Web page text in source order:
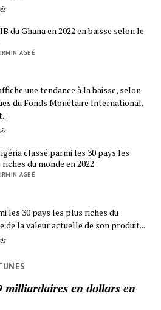
du Ghana en 2022 en baisse selon le
AGBÉ
une tendance à la baisse, selon
du Fonds Monétaire International.
classé parmi les 30 pays les
du monde en 2022
AGBÉ
les 30 pays les plus riches du
de la valeur actuelle de son produit...
milliardaires en dollars en